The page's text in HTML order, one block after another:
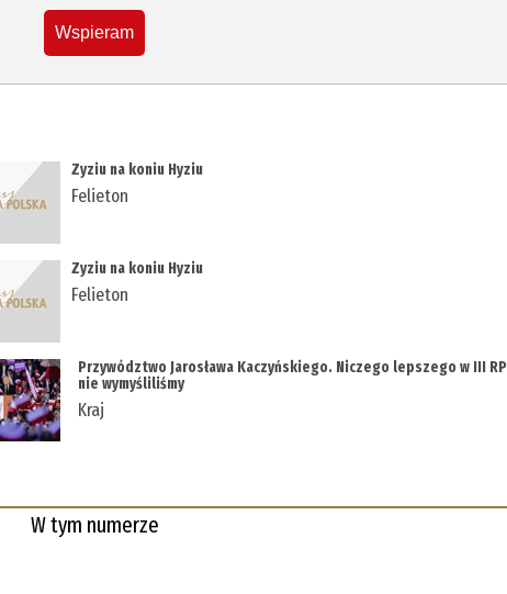
Wspieram
Zyziu na koniu Hyziu
Felieton
Zyziu na koniu Hyziu
Felieton
Przywództwo Jarosława Kaczyńskiego. Niczego lepszego w III RP
nie wymyśliliśmy
Kraj
W tym numerze